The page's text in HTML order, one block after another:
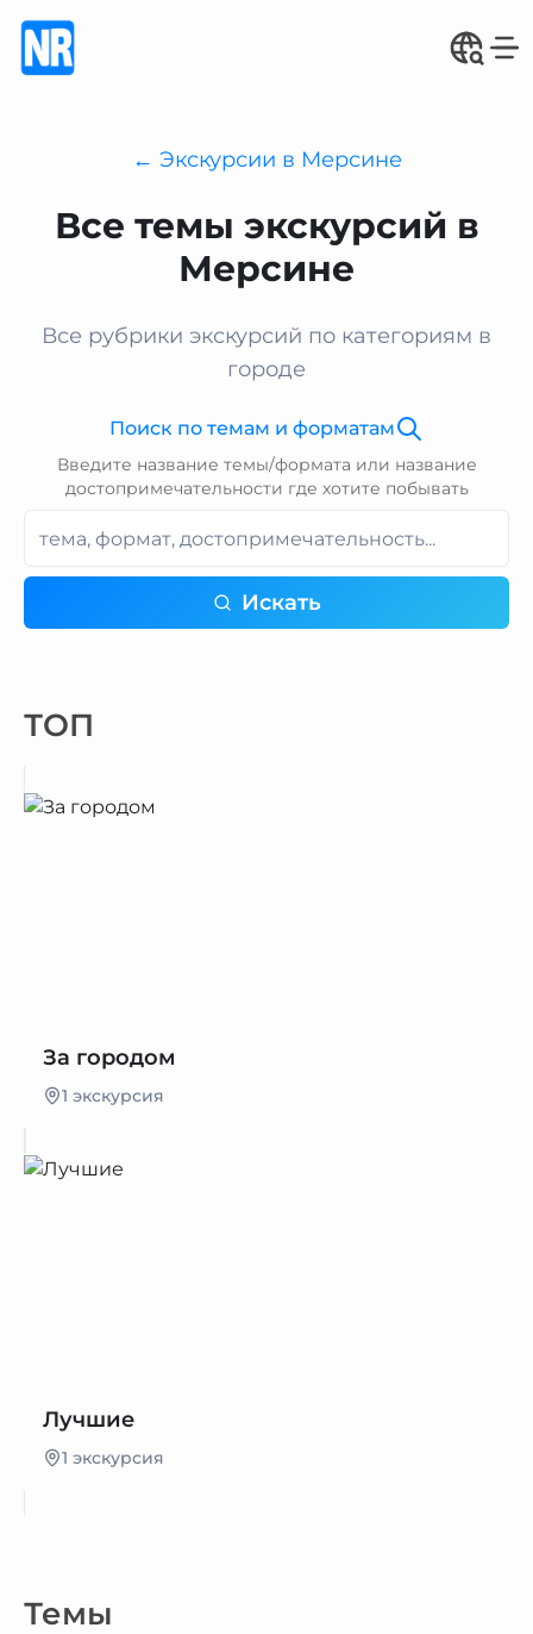
← Экскурсии в Мерсине
Все темы экскурсий в
Мерсине
Все рубрики экскурсий по категориям в
городе
Поиск по темам и форматам
Введите название темы/формата или название
достопримечательности где хотите побывать
Искать
ТОП
За городом
1 экскурсия
Лучшие
1 экскурсия
Темы